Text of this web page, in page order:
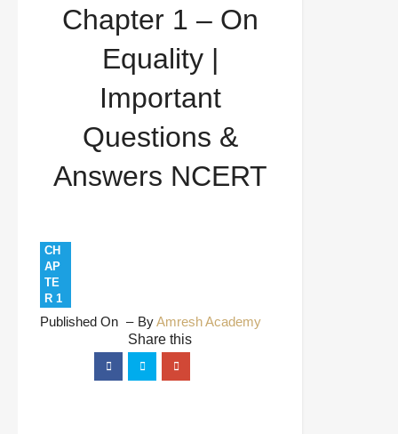
Questions On Equality Study Material
Questions & Answers NCERT
Chapter 1 – On
Equality |
Important
Questions &
Answers NCERT
CH
AP
TE
R 1
Published On ByAmresh Academy